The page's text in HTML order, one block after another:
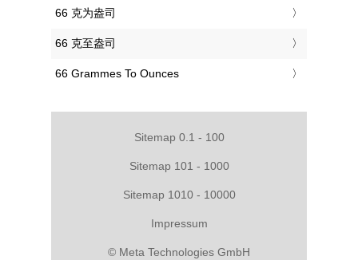
‎66 克为盎司
‎66 克至盎司
‎66 Grammes To Ounces
Sitemap 0.1 - 100
Sitemap 101 - 1000
Sitemap 1010 - 10000
Impressum
© Meta Technologies GmbH